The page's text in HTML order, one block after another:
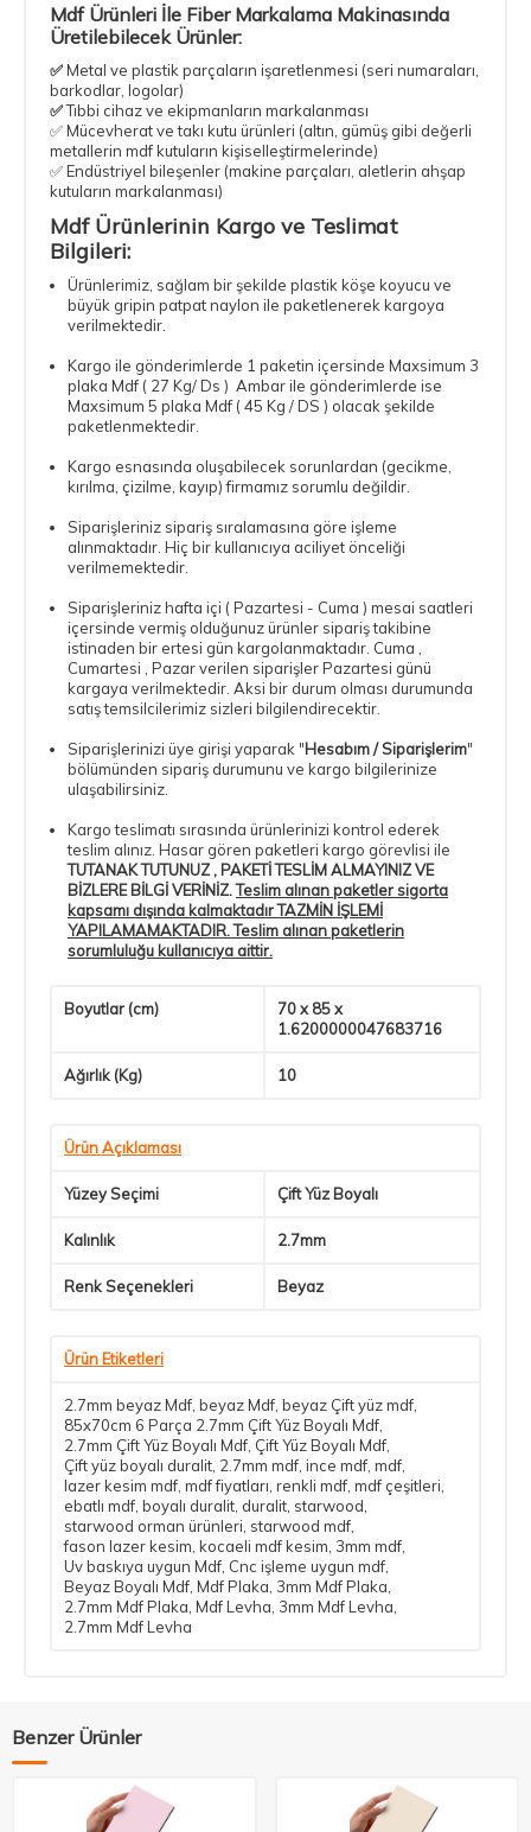
Mdf Ürünleri İle Fiber Markalama Makinasında
Üretilebilecek Ürünler:
✅Metal ve plastik parçaların işaretlenmesi (seri numaraları,
barkodlar, logolar)
✅Tıbbi cihaz ve ekipmanların markalanması
✅ Mücevherat ve takı kutu ürünleri (altın, gümüş gibi değerli
metallerin mdf kutuların kişiselleştirmelerinde)
✅ Endüstriyel bileşenler (makine parçaları, aletlerin ahşap
kutuların markalanması)
Mdf Ürünlerinin Kargo ve Teslimat
Bilgileri:
Ürünlerimiz, sağlam bir şekilde plastik köşe koyucu ve
büyük gripin patpat naylon ile paketlenerek kargoya
verilmektedir.
Kargo ile gönderimlerde 1 paketin içersinde Maxsimum 3
plaka Mdf ( 27 Kg/ Ds ) Ambar ile gönderimlerde ise
Maxsimum 5 plaka Mdf ( 45 Kg / DS ) olacak şekilde
paketlenmektedir.
Kargo esnasında oluşabilecek sorunlardan (gecikme,
kırılma, çizilme, kayıp) firmamız sorumlu değildir.
Siparişleriniz sipariş sıralamasına göre işleme
alınmaktadır. Hiç bir kullanıcıya aciliyet önceliği
verilmemektedir.
Siparişleriniz hafta içi ( Pazartesi - Cuma ) mesai saatleri
içersinde vermiş olduğunuz ürünler sipariş takibine
istinaden bir ertesi gün kargolanmaktadır. Cuma ,
Cumartesi , Pazar verilen siparişler Pazartesi günü
kargaya verilmektedir. Aksi bir durum olması durumunda
satış temsilcilerimiz sizleri bilgilendirecektir.
Siparişlerinizi üye girişi yaparak "Hesabım / Siparişlerim"
bölümünden sipariş durumunu ve kargo bilgilerinize
ulaşabilirsiniz.
Kargo teslimatı sırasında ürünlerinizi kontrol ederek
teslim alınız. Hasar gören paketleri kargo görevlisi ile
TUTANAK TUTUNUZ , PAKETİ TESLİM ALMAYINIZ VE
BİZLERE BİLGİ VERİNİZ.Teslim alınan paketler sigorta
kapsamı dışında kalmaktadır TAZMİN İŞLEMİ
YAPILAMAMAKTADIR. Teslim alınan paketlerin
sorumluluğu kullanıcıya aittir.
Boyutlar (cm)
70 x 85 x
1.6200000047683716
Ağırlık (Kg) 10
Ürün Açıklaması
Yüzey Seçimi Çift Yüz Boyalı
Kalınlık 2.7mm
Renk Seçenekleri Beyaz
Ürün Etiketleri
2.7mm beyaz Mdf beyaz Mdf beyaz Çift yüz mdf
85x70cm 6 Parça 2.7mm Çift Yüz Boyalı Mdf
2.7mm Çift Yüz Boyalı Mdf Çift Yüz Boyalı Mdf
Çift yüz boyalı duralit 2.7mm mdf ince mdf mdf
lazer kesim mdf mdf fiyatları renkli mdf mdf çeşitleri
ebatlı mdf boyalı duralit duralit starwood
starwood orman ürünleri starwood mdf
fason lazer kesim kocaeli mdf kesim 3mm mdf
Uv baskıya uygun Mdf Cnc işleme uygun mdf
Beyaz Boyalı Mdf Mdf Plaka 3mm Mdf Plaka
2.7mm Mdf Plaka Mdf Levha 3mm Mdf Levha
2.7mm Mdf Levha
Benzer Ürünler